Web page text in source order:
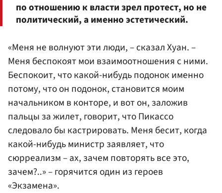
по отношению к власти зрел протест, но не
политический, а именноэстетический.
«Меня не волнуют эти люди, – сказал Хуан. –
Меня беспокоят мои взаимоотношения с ними.
Беспокоит, что какой-нибудь подонок именно
потому, что он подонок, становится моим
начальником в конторе, и вот он, заложив
пальцы за жилет, говорит, что Пикассо
следовало бы кастрировать. Меня бесит, когда
какой-нибудь министр заявляет, что
сюрреализм – ах, зачем повторять все это,
зачем?..» – горячится один из героев
«Экзамена».